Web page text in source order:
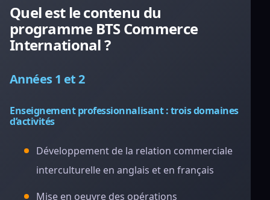
Quel est le contenu du
programme BTS Commerce
International ?
Années 1 et 2
Enseignement professionnalisant : trois domaines
d’activités
Développement de la relation commerciale
interculturelle en anglais et en français
Mise en oeuvre des opérations